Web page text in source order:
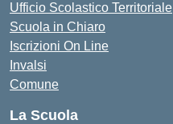
Ufficio Scolastico Territoriale
Scuola in Chiaro
Iscrizioni On Line
Invalsi
Comune
La Scuola